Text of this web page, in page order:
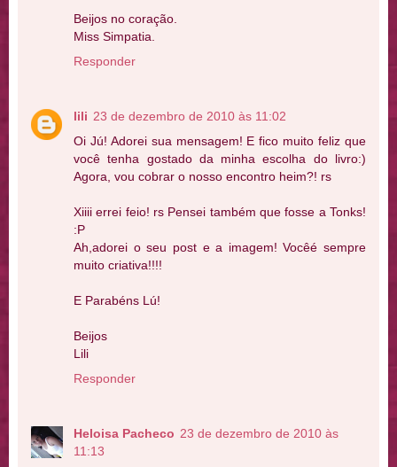
Beijos no coração.
Miss Simpatia.
Responder
lili 23 de dezembro de 2010 às 11:02
Oi Jú! Adorei sua mensagem! E fico muito feliz que
você tenha gostado da minha escolha do livro:)
Agora, vou cobrar o nosso encontro heim?! rs
Xiiii errei feio! rs Pensei também que fosse a Tonks!
:P
Ah,adorei o seu post e a imagem! Vocêé sempre
muito criativa!!!!
E Parabéns Lú!
Beijos
Lili
Responder
Heloisa Pacheco 23 de dezembro de 2010 às
11:13